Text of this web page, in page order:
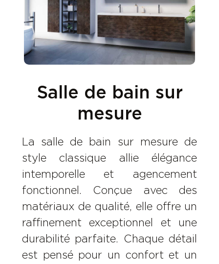
Salle de bain sur
mesure
La salle de bain sur mesure de
style classique allie élégance
intemporelle et agencement
fonctionnel. Conçue avec des
matériaux de qualité, elle offre un
raffinement exceptionnel et une
durabilité parfaite. Chaque détail
est pensé pour un confort et un